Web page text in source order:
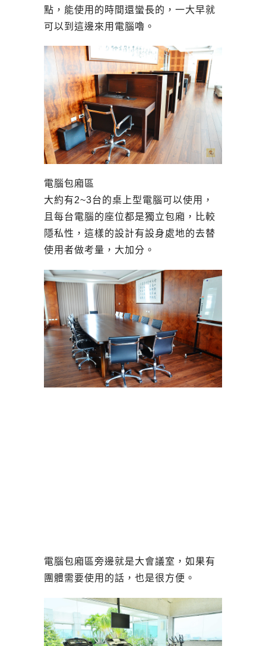
點，能使用的時間還蠻長的，一大早就
可以到這邊來用電腦嚕。
電腦包廂區
大約有2~3台的桌上型電腦可以使用，
且每台電腦的座位都是獨立包廂，比較
隱私性，這樣的設計有設身處地的去替
使用者做考量，大加分。
電腦包廂區旁邊就是大會議室，如果有
團體需要使用的話，也是很方便。